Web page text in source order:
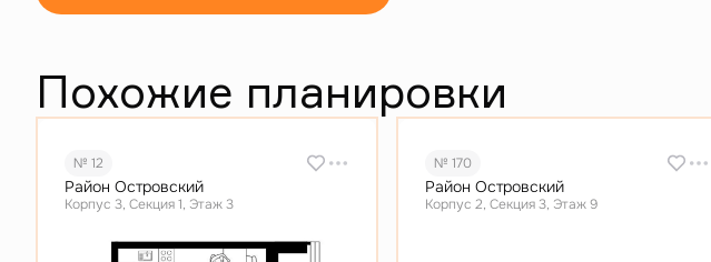
Похожие планировки
№ 12
Район Островский
Корпус 3, Секция 1, Этаж 3
№ 170
Район Островский
Корпус 2, Секция 3, Этаж 9